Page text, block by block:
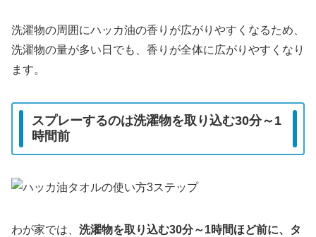
洗濯物の周囲にハッカ油の香りが広がりやすくなるため、
洗濯物の量が多い日でも、香りが全体に広がりやすくなり
ます。
スプレーするのは洗濯物を取り込む30分～1
時間前
わが家では、 洗濯物を取り込む30分～1時間ほど前に、タ